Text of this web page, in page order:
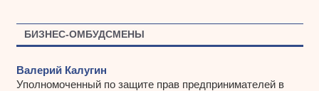
БИЗНЕС-ОМБУДСМЕНЫ
Валерий Калугин
Уполномоченный по защите прав предпринимателей в